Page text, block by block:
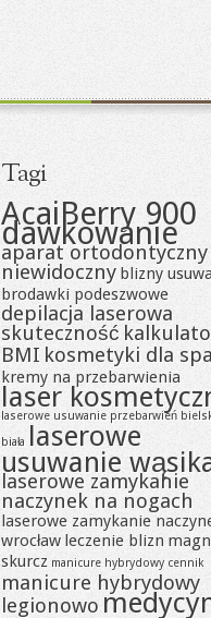
Tagi
AcaiBerry 900
dawkowanie
aparat ortodontyczny
niewidoczny blizny
brodawki podeszwowe
depilacja laserowa
skuteczność
BMI kosmetyki dla
kremy na przebarwienia
laser
laserowe usuwanie przebarwień
biała laserowe
usuwanie
laserowe zamykanie
naczynek na nogach
laserowe zamykanie
wrocław leczenie blizn
skurcz manicure hybrydowy cennik
manicure hybrydowy
legionowo